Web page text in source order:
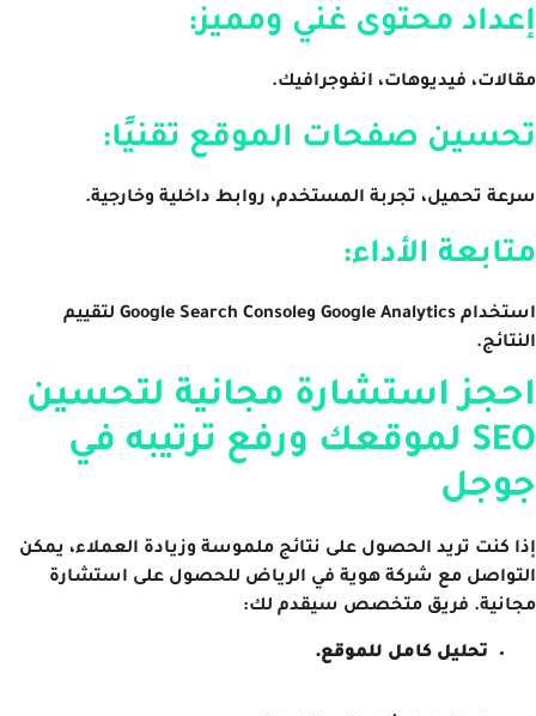
إعداد محتوى غني ومميز:
مقالات، فيديوهات، انفوجرافيك.
تحسين صفحات الموقع تقنيًا:
سرعة تحميل، تجربة المستخدم، روابط داخلية وخارجية.
متابعة الأداء:
استخدام Google Analytics وGoogle Search Console لتقييم
النتائج.
احجز استشارة مجانية لتحسين
SEO لموقعك ورفع ترتيبه في
جوجل
إذا كنت تريد الحصول على نتائج ملموسة وزيادة العملاء، يمكن
التواصل مع شركة هوية في الرياض للحصول على استشارة
مجانية. فريق متخصص سيقدم لك:
تحليل كامل للموقع.